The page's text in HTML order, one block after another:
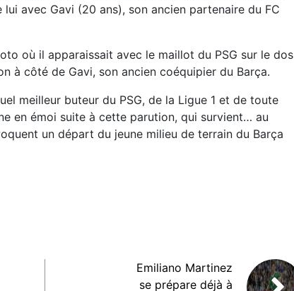
avec Gavi (20 ans), son ancien partenaire du FC
où il apparaissait avec le maillot du PSG sur le dos
à côté de Gavi, son ancien coéquipier du Barça.
meilleur buteur du PSG, de la Ligue 1 et de toute
en émoi suite à cette parution, qui survient… au
un départ du jeune milieu de terrain du Barça
Emiliano Martinez
se prépare déjà à